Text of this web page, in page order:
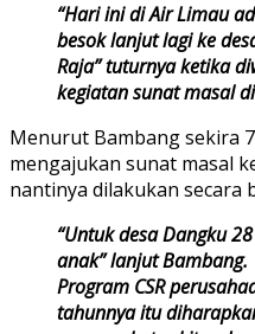
“Hari ini di Air Limau
besok lanjut lagi ke
Raja” tuturnya ketika
kegiatan sunat masal
Menurut Bambang sekira
mengajukan sunat masal
nantinya dilakukan secara
“Untuk desa Dangku
anak” lanjut Bambang.
Program CSR
tahunnya itu